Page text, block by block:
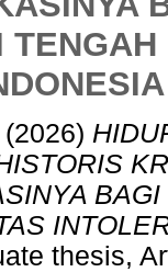
(2026)
thesis,